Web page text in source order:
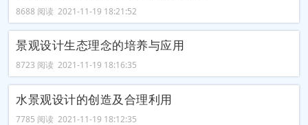
8688 阅读 2021-11-19 18:21:52
景观设计生态理念的培养与应用
8723 阅读 2021-11-19 18:16:35
水景观设计的创造及合理利用
7785 阅读 2021-11-19 18:12:35